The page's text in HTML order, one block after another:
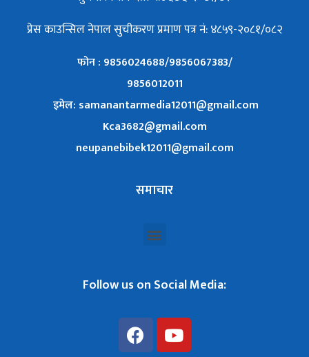
प्रेस काउन्सिल नेपाल सुचीकरण प्रमाण पत्र नं: ४८५९-२०८१/०८२
फोन : 9856024688/9856067383/
9856012011
इमेल: samanantarmedia12011@gmail.com
Kca3682@gmail.com
neupanebibek12011@gmail.com
समाचार
Follow us on Social Media: